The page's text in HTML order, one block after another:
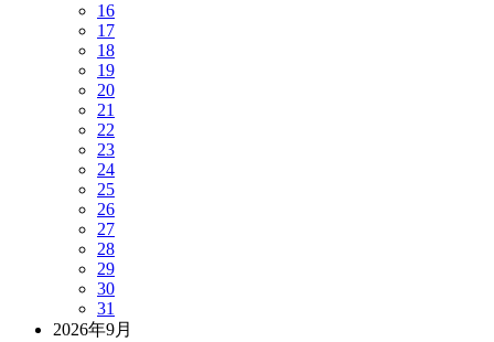
16
17
18
19
20
21
22
23
24
25
26
27
28
29
30
31
2026年9月